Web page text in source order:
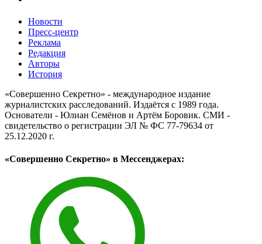
Новости
Пресс-центр
Реклама
Редакция
Авторы
История
«Совершенно Секретно» - международное издание
журналистских расследований. Издаётся с 1989 года.
Основатели - Юлиан Семёнов и Артём Боровик. CМИ -
свидетельство о регистрации ЭЛ № ФС 77-79634 от
25.12.2020 г.
«Совершенно Секретно» в Мессенджерах: